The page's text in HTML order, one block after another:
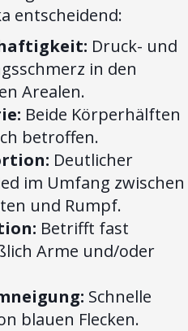
entscheidend:
Druck- und
in den
Arealen.
Beide Körperhälften
betroffen.
Deutlicher
im Umfang zwischen
und Rumpf.
Betrifft fast
Arme und/oder
Schnelle
blauen Flecken.